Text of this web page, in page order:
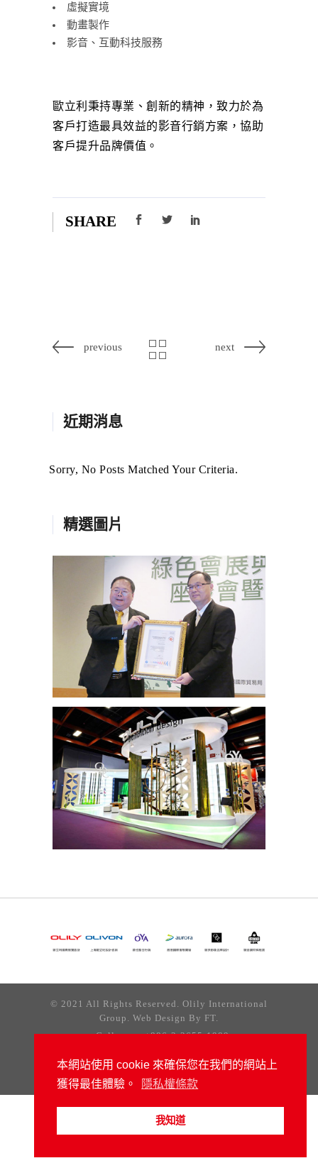
本網站使用 cookie 來確保您在我們的網站上
獲得最佳體驗。
隱私權條款
我知道
虛擬實境
動畫製作
影音、互動科技服務
歐立利秉持專業、創新的精神，致力於為
客戶打造最具效益的影音行銷方案，協助
客戶提升品牌價值。
SHARE
previous next
近期消息
Sorry, No Posts Matched Your Criteria.
精選圖片
© 2021 All Rights Reserved. Olily International
Group. Web Design By FT.
Call us on +886-2-2655-1989
隱私權條款